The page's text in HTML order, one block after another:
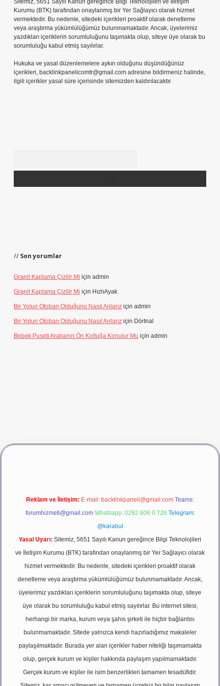
Sitemiz, 5651 Sayılı Kanun gereğince Bilgi Teknolojileri ve İletişim
Kurumu (BTK) tarafından onaylanmış bir Yer Sağlayıcı olarak hizmet
vermektedir. Bu nedenle, sitedeki içerikleri proaktif olarak denetleme
veya araştırma yükümlülüğümüz bulunmamaktadır. Ancak, üyelerimiz
yazdıkları içeriklerin sorumluluğunu taşımakta olup, siteye üye olarak bu
sorumluluğu kabul etmiş sayılırlar.
Hukuka ve yasal düzenlemelere aykırı olduğunu düşündüğünüz
içerikleri, backlinkpanelicomtr@gmail.com adresine bildirmeniz halinde,
ilgili içerikler yasal süre içerisinde sitemizden kaldırılacaktır.
Son yorumlar
Granit Kaplama Çizilir Mi için admin
Granit Kaplama Çizilir Mi için HızlıAyak
Bir Yolun Otoban Olduğunu Nasıl Anlarız için admin
Bir Yolun Otoban Olduğunu Nasıl Anlarız için Dörtnal
Bebek Puseti Arabanın Ön Koltuğa Konulur Mu için admin
girişbetexper
Reklam ve İletişim: E-mail: backlinkpaneli@gmail.com Teams:
forumhizmeti@gmail.com Whatsapp: 0262 606 0 726 Telegram:
@karabul
Yasal Uyarı: Sitemiz, 5651 Sayılı Kanun gereğince Bilgi Teknolojileri
ve İletişim Kurumu (BTK) tarafından onaylanmış bir Yer Sağlayıcı olarak
hizmet vermektedir. Bu nedenle, sitedeki içerikleri proaktif olarak
denetleme veya araştırma yükümlülüğümüz bulunmamaktadır. Ancak,
üyelerimiz yazdıkları içeriklerin sorumluluğunu taşımakta olup, siteye
üye olarak bu sorumluluğu kabul etmiş sayılırlar. Bu internet sitesi,
herhangi bir marka, kurum veya şahıs şirketi ile hiçbir bağlantısı
bulunmamaktadır. Sitede yalnızca kendi hazırladığımız makaleler
paylaşılmaktadır. Burada yer alan içerikler haber niteliği taşımamakta
olup, gerçek kurum ve kişiler hakkında paylaşım yapılmamaktadır.
Gerçek kurum ve kişiler ile isim benzerlikleri tamamen tesadüfidir.